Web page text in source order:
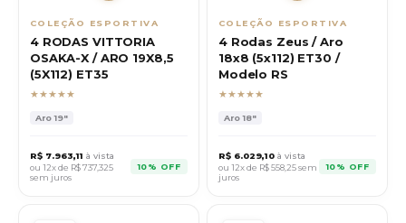
COLEÇÃO ESPORTIVA
4 RODAS VITTORIA
OSAKA-X / ARO 19X8,5
(5X112) ET35
★★★★★
Aro19"
R$ 7.963,11 à vista
ou 12x de R$737,325
sem juros
10% OFF
COLEÇÃO ESPORTIVA
4 Rodas Zeus / Aro
18x8 (5x112) ET30 /
Modelo RS
★★★★★
Aro18"
R$ 6.029,10 à vista
ou 12x de R$558,25sem
juros
10% OFF